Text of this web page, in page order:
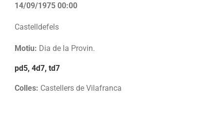
14/09/1975 00:00
Castelldefels
Motiu: Dia de la Provin.
pd5, 4d7, td7
Colles: Castellers de Vilafranca